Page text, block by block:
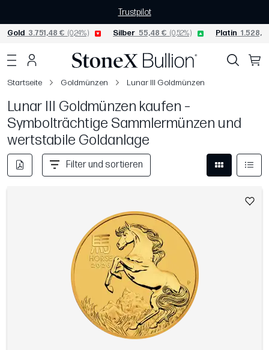
Trustpilot
Gold 3.751,48 € (0,24%) Silber 55,48 € (0,52%) Platin
Startseite Goldmünzen Lunar III Goldmünzen
Lunar III Goldmünzen kaufen –
Symbolträchtige Sammlermünzen und
wertstabile Goldanlage
Filter und sortieren